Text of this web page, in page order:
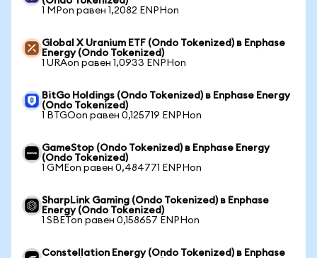
1 MPon равен 1,2082 ENPHon
Global X Uranium ETF (Ondo Tokenized) в Enphase
Energy (Ondo Tokenized)
1 URAon равен 1,0933 ENPHon
BitGo Holdings (Ondo Tokenized) в Enphase Energy
(Ondo Tokenized)
1 BTGOon равен 0,125719 ENPHon
GameStop (Ondo Tokenized) в Enphase Energy
(Ondo Tokenized)
1 GMEon равен 0,484771 ENPHon
SharpLink Gaming (Ondo Tokenized) в Enphase
Energy (Ondo Tokenized)
1 SBETon равен 0,158657 ENPHon
Constellation Energy (Ondo Tokenized) в Enphase